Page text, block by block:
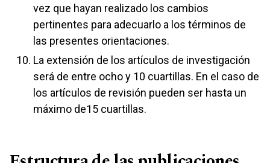
vez que hayan realizado los cambios
pertinentes para adecuarlo a los términos de
las presentes orientaciones.
La extensión de los artículos de investigación
será de entre ocho y 10 cuartillas. En el caso de
los artículos de revisión pueden ser hasta un
máximo de15 cuartillas.